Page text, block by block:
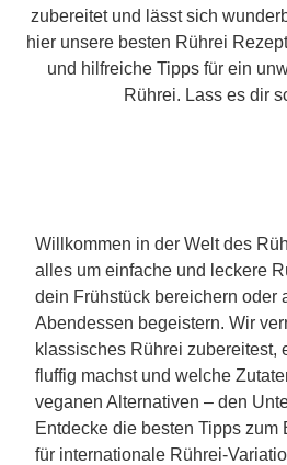
zubereitet und lässt sich
hier unsere besten Rührei
und hilfreiche Tipps für ein
Rührei. Lass es dir
Willkommen in der Welt des
alles um einfache und leckere
dein Frühstück bereichern oder
Abendessen begeistern. Wir
klassisches Rührei zubereitest,
fluffig machst und welche
veganen Alternativen – den
Entdecke die besten Tipps zum
für internationale Rührei-